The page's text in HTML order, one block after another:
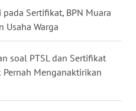
pada Sertifikat, BPN Muara
Usaha Warga
soal PTSL dan Sertifikat
Pernah Menganaktirikan